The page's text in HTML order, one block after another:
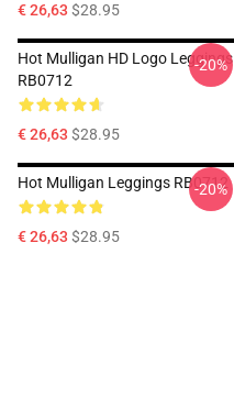
€ 26,63 $28.95
Hot Mulligan HD Logo Leggings
RB0712
€ 26,63 $28.95
-20%
Hot Mulligan Leggings RB0712
€ 26,63 $28.95
-20%